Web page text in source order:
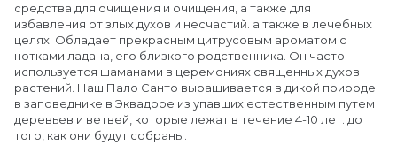
средства для очищения и очищения, а также для
избавления от злых духов и несчастий. а также в лечебных
целях. Обладает прекрасным цитрусовым ароматом с
нотками ладана, его близкого родственника. Он часто
используется шаманами в церемониях священных духов
растений. Наш Пало Санто выращивается в дикой природе
в заповеднике в Эквадоре из упавших естественным путем
деревьев и ветвей, которые лежат в течение 4-10 лет. до
того, как они будут собраны.